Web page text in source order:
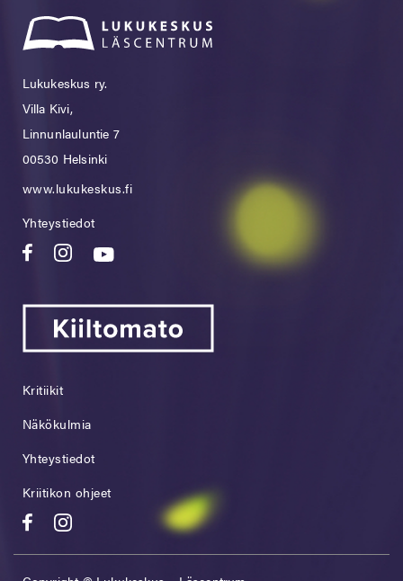
Lukukeskus ry.
Villa Kivi,
Linnunlauluntie 7
00530 Helsinki
www.lukukeskus.fi
Yhteystiedot
Kritiikit
Näkökulmia
Yhteystiedot
Kriitikon ohjeet